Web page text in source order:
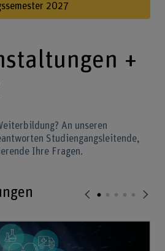
2027
+
An unseren
Studiengangsleitende,
Ihre Fragen.